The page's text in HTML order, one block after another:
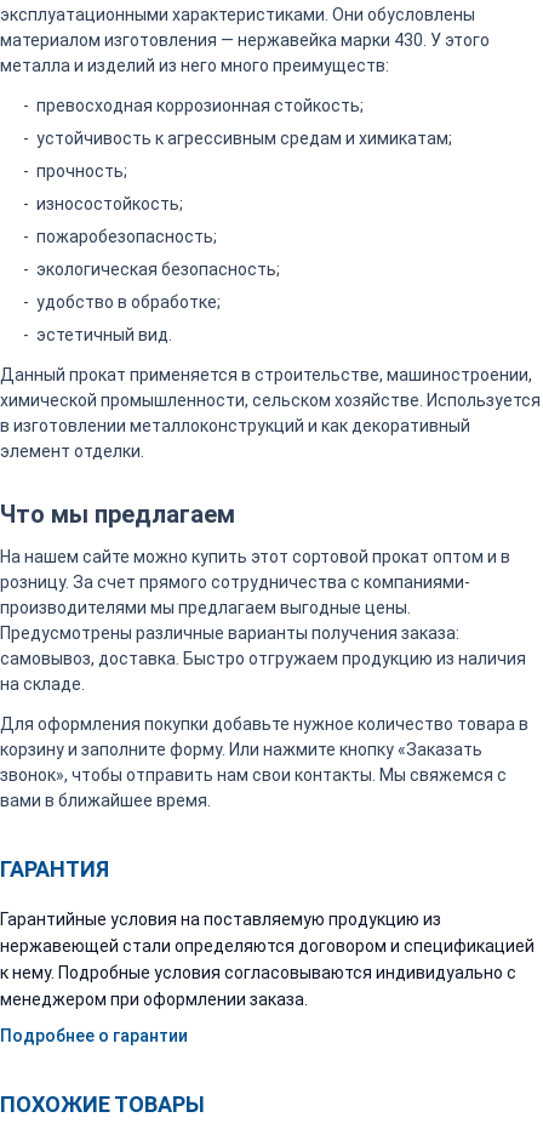
эксплуатационными характеристиками. Они обусловлены
материалом изготовления — нержавейка марки 430. У этого
металла и изделий из него много преимуществ:
превосходная коррозионная стойкость;
устойчивость к агрессивным средам и химикатам;
прочность;
износостойкость;
пожаробезопасность;
экологическая безопасность;
удобство в обработке;
эстетичный вид.
Данный прокат применяется в строительстве, машиностроении,
химической промышленности, сельском хозяйстве. Используется
в изготовлении металлоконструкций и как декоративный
элемент отделки.
Что мы предлагаем
На нашем сайте можно купить этот сортовой прокат оптом и в
розницу. За счет прямого сотрудничества с компаниями-
производителями мы предлагаем выгодные цены.
Предусмотрены различные варианты получения заказа:
самовывоз, доставка. Быстро отгружаем продукцию из наличия
на складе.
Для оформления покупки добавьте нужное количество товара в
корзину и заполните форму. Или нажмите кнопку «Заказать
звонок», чтобы отправить нам свои контакты. Мы свяжемся с
вами в ближайшее время.
ГАРАНТИЯ
Гарантийные условия на поставляемую продукцию из
нержавеющей стали определяются договором и спецификацией
к нему. Подробные условия согласовываются индивидуально с
менеджером при оформлении заказа.
Подробнее о гарантии
ПОХОЖИЕ ТОВАРЫ